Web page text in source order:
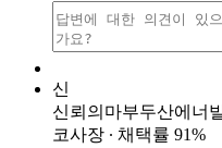
신
신뢰의마부두산에너
코사장 ∙ 채택률 91%